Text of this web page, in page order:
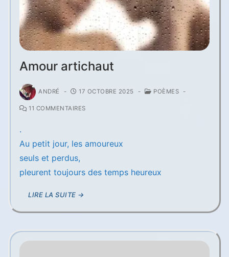
Amour artichaut
ANDRÉ - 17 OCTOBRE 2025 - POÈMES -
11 COMMENTAIRES
.
Au petit jour, les amoureux
seuls et perdus,
pleurent toujours des temps heureux
LIRE LA SUITE →